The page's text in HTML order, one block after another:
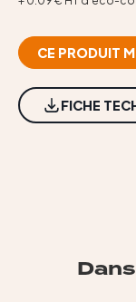
CE PRODUIT
FICHE